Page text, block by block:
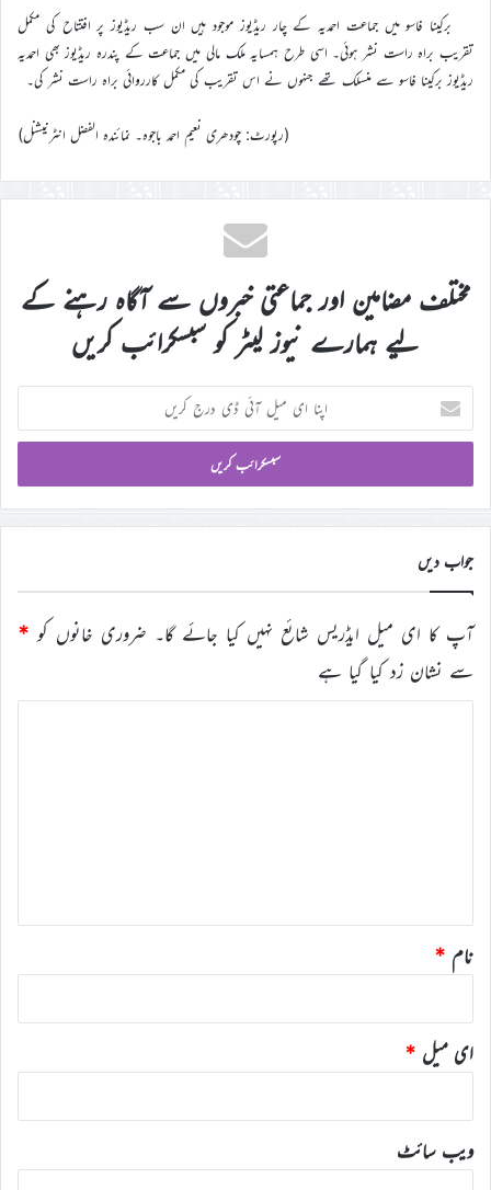
برکینا فاسو میں جماعت احمدیہ کے چار ریڈیوز موجود ہیں ان سب ریڈیوز پر افتتاح کی مکمل
تقریب براہ راست نشر ہوئی۔ اسی طرح ہمسایہ ملک مالی میں جماعت کے پندرہ ریڈیوز بھی احمدیہ
ریڈیوز برکینا فاسو سے منسلک تھے جنہوں نے اس تقریب کی مکمل کارروائی براہ راست نشر کی۔
(رپورٹ: چودھری نعیم احمد باجوہ۔ نمائندہ الفضل انٹرنیشنل)
مختلف مضامین اور جماعتی خبروں سے آگاہ رہنے کے
لیے ہمارے نیوز لیٹر کو سبسکرائب کریں
اپنا
ای
میل
ڈی
درج
کریں
جواب دیں
آپ کا ای میل ایڈریس شائع نہیں کیا جائے گا۔ ضروری خانوں کو *
سے نشان زد کیا گیا ہے
نام *
ای میل *
ویب‌ سائٹ